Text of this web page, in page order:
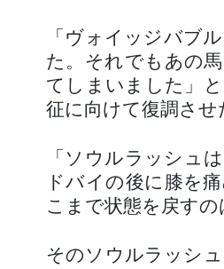
「ヴォイッジバブ
た。それでもあの
てしまいました」
征に向けて復調させ
「ソウルラッシュ
ドバイの後に膝を
こまで状態を戻すの
そのソウルラッシ